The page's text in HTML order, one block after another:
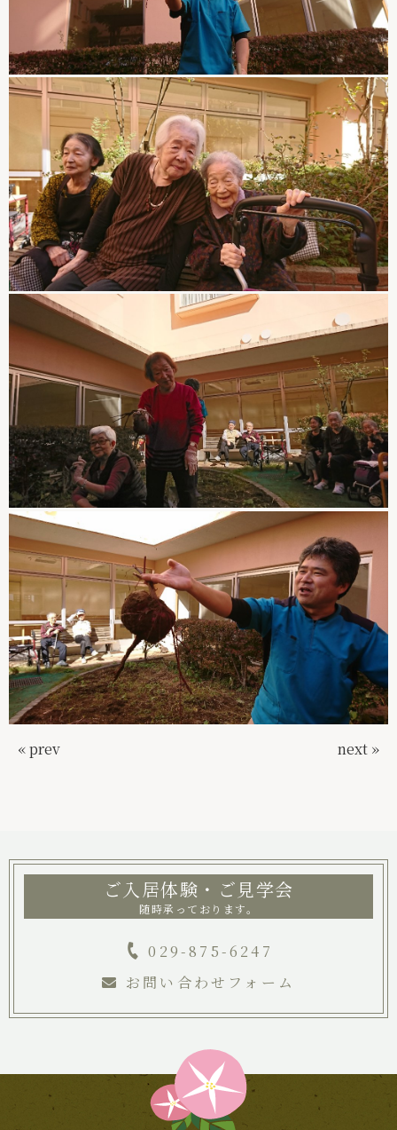
« prev next »
ご入居体験・ご見学会
随時承っております。
029-875-6247
お問い合わせフォーム